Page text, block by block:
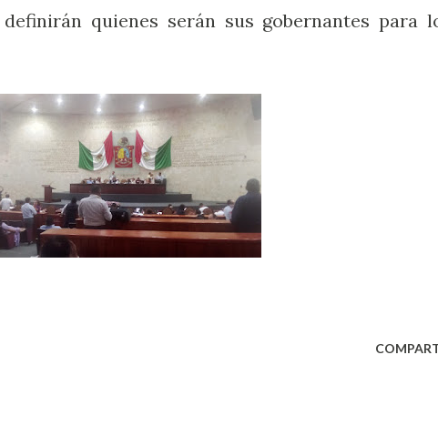
quienes serán sus gobernantes para